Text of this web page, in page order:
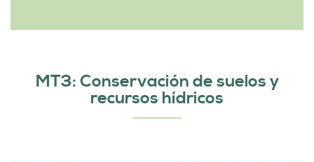
MT3: Conservación de suelos y
recursos hídricos